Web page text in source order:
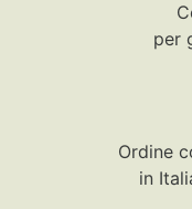
per
Ordine
in